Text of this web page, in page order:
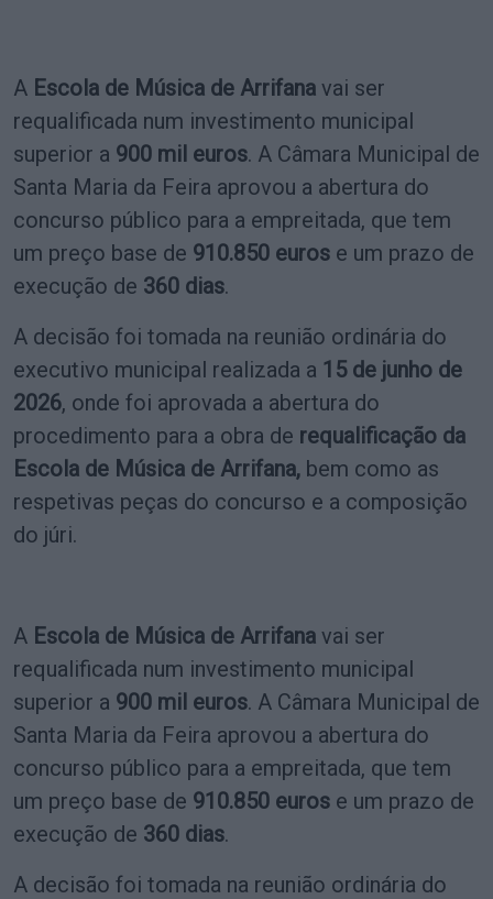
A Escola de Música de Arrifana vai ser
requalificada num investimento municipal
superior a 900 mil euros. A Câmara Municipal de
Santa Maria da Feira aprovou a abertura do
concurso público para a empreitada, que tem
um preço base de 910.850 euros e um prazo de
execução de 360 dias.
A decisão foi tomada na reunião ordinária do
executivo municipal realizada a 15 de junho de
2026, onde foi aprovada a abertura do
procedimento para a obra de requalificação da
Escola de Música de Arrifana, bem como as
respetivas peças do concurso e a composição
do júri.
A Escola de Música de Arrifana vai ser
requalificada num investimento municipal
superior a 900 mil euros. A Câmara Municipal de
Santa Maria da Feira aprovou a abertura do
concurso público para a empreitada, que tem
um preço base de 910.850 euros e um prazo de
execução de 360 dias.
A decisão foi tomada na reunião ordinária do